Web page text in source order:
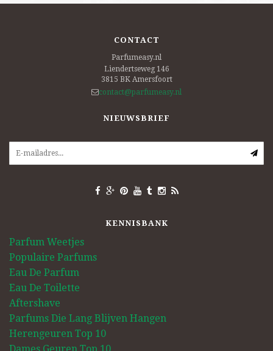
CONTACT
Parfumeasy.nl
Liendertseweg 146
3815 BK Amersfoort
contact@parfumeasy.nl
NIEUWSBRIEF
KENNISBANK
Parfum Weetjes
Populaire Parfums
Eau De Parfum
Eau De Toilette
Aftershave
Parfums Die Lang Blijven Hangen
Herengeuren Top 10